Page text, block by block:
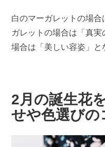
白のマーガレットの場
ガレットの場合は「真
場合は「美しい容姿」と
2月の誕生花
せや色選びの